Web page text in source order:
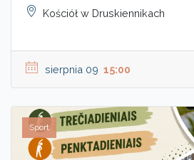
Kościół w Druskiennikach
sierpnia 09 15:00
Sport